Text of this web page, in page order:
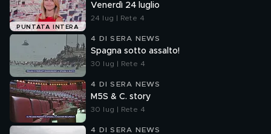
PUNTATA INTERA
Venerdì 24 luglio
24 lug | Rete 4
4 DI SERA NEWS
Spagna sotto assalto!
30 lug | Rete 4
4 DI SERA NEWS
M5S & C. story
30 lug | Rete 4
4 DI SERA NEWS